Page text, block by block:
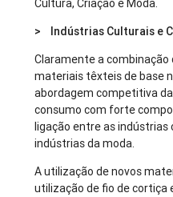
Cultura, Criação e Moda.
> Indústrias Culturais e
Claramente a
materiais têxteis de base
abordagem competitiva
consumo com forte
ligação entre as
indústrias da moda.
A utilização de novos
utilização de fio de cortiça